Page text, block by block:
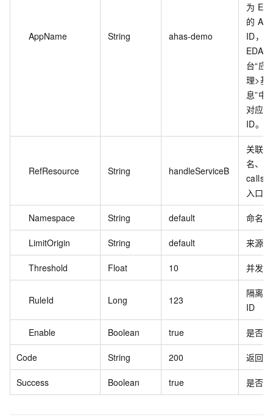
AppName String ahas-demo
为
的 App
ID，
EDAS
台“应
理>基
息”中
对应的
ID。
RefResource String handleServiceB
关联
名、
入口名
Namespace String default 命名
LimitOrigin String default 来源
Threshold Float 10 并发
RuleId Long 123
隔离
ID
Enable Boolean true 是否
Code String 200 返回码
Success Boolean true 是否